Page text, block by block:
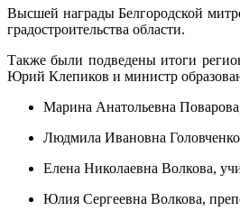
Высшей награды Белгородской
градостроительства области.
Также были подведены итоги
Юрий Клепиков и министр
Марина Анатольевна
Людмила Ивановна
Елена Николаевна Волкова,
Юлия Сергеевна Волкова,